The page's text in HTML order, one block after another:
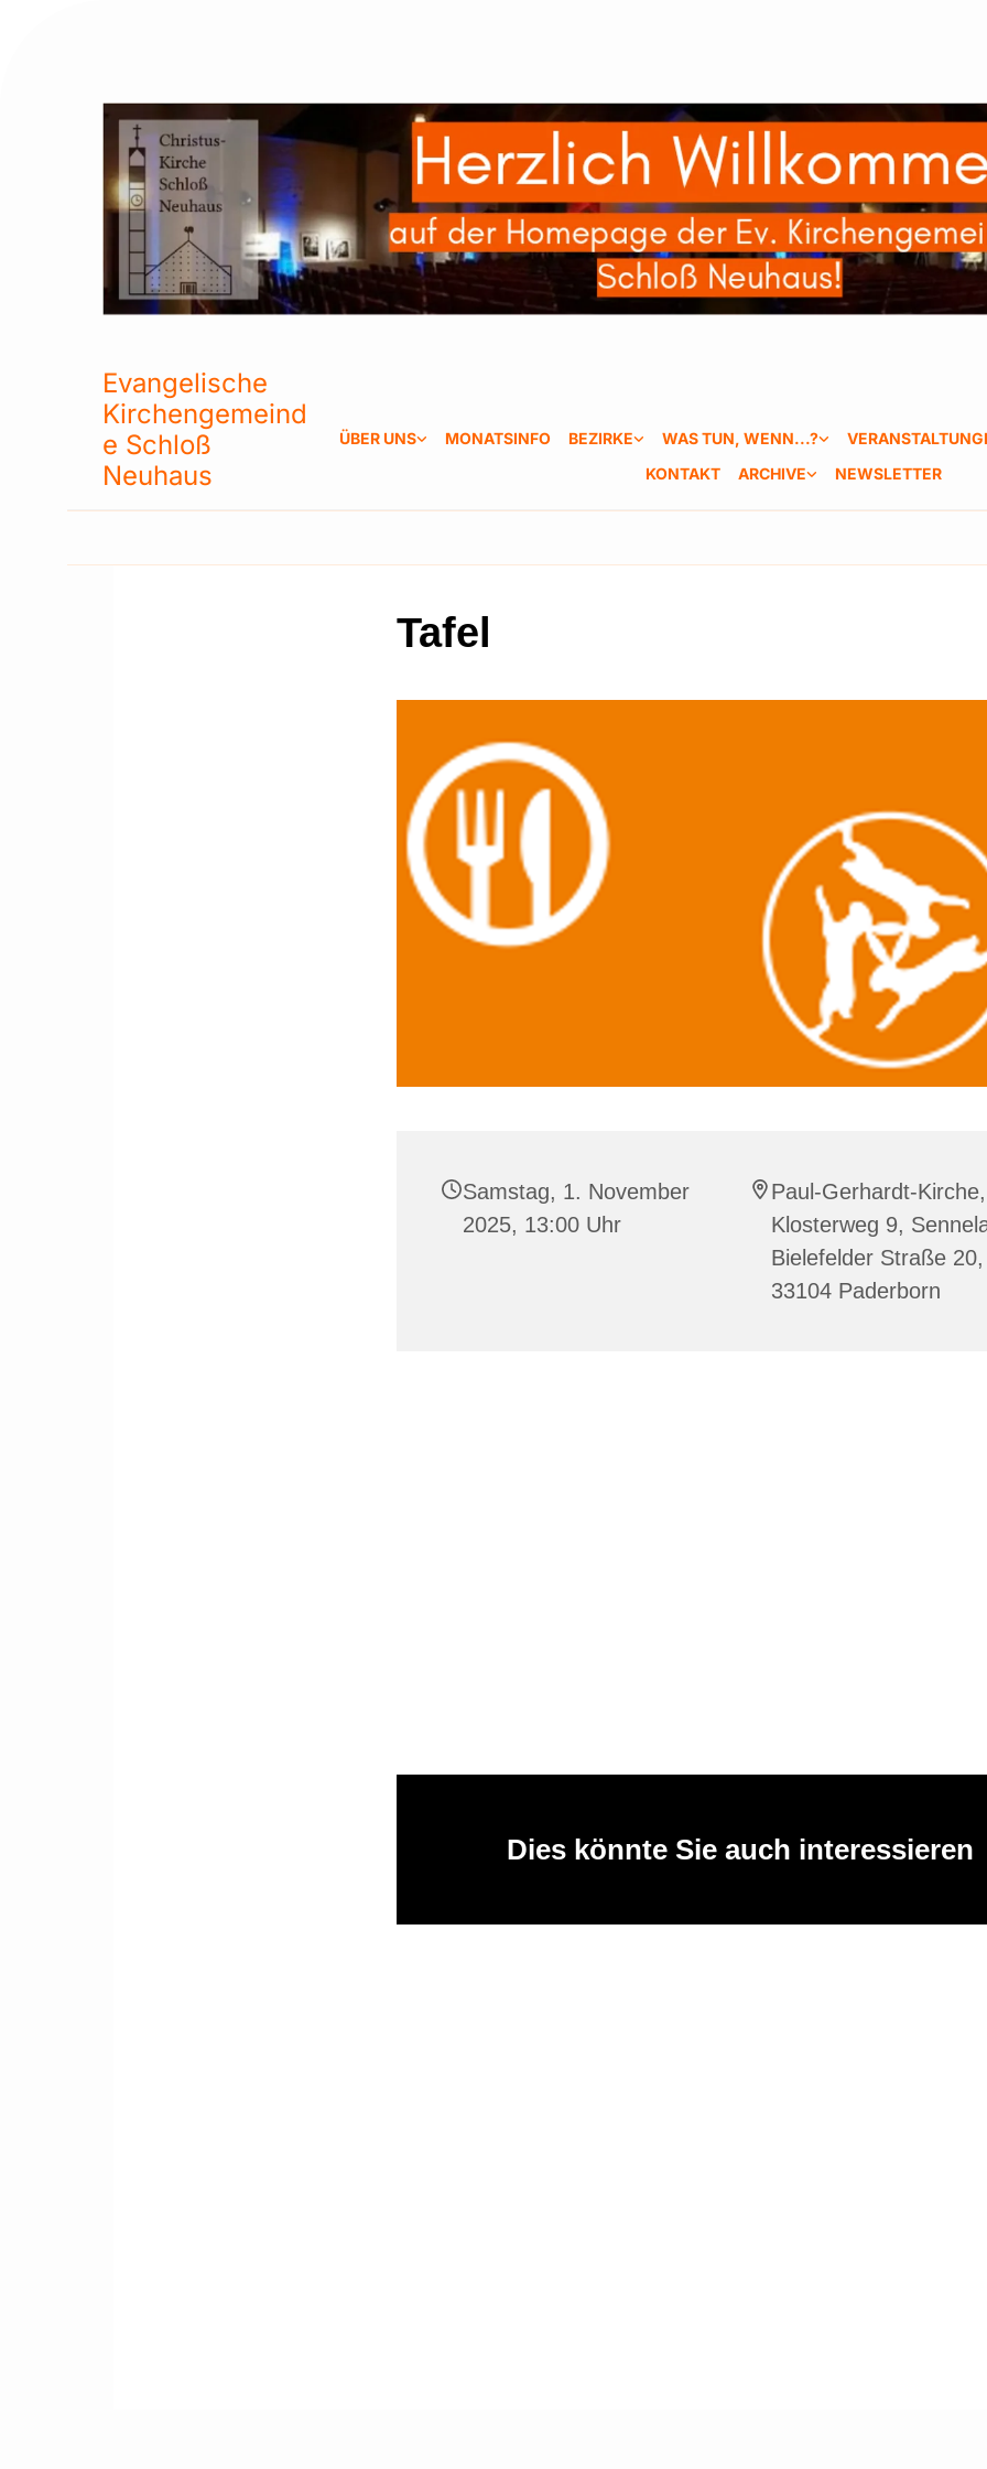
Evangelische
Kirchengemeind
e Schloß
Neuhaus
ÜBER UNS MONATSINFO BEZIRKE WAS TUN, WENN...?
KONTAKT
ARCHIVE NEWSLETTER
Tafel
Samstag, 1. November
2025, 13:00 Uhr
Paul-Gerhardt-Kirche,
Klosterweg 9,
Bielefelder Straße 20,
33104 Paderborn
Dies könnte Sie auch interessieren